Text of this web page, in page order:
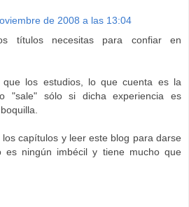
de 2008 a las 13:04
títulos necesitas para confiar en
los estudios, lo que cuenta es la
"sale" sólo si dicha experiencia es
capítulos y leer este blog para darse
es ningún imbécil y tiene mucho que